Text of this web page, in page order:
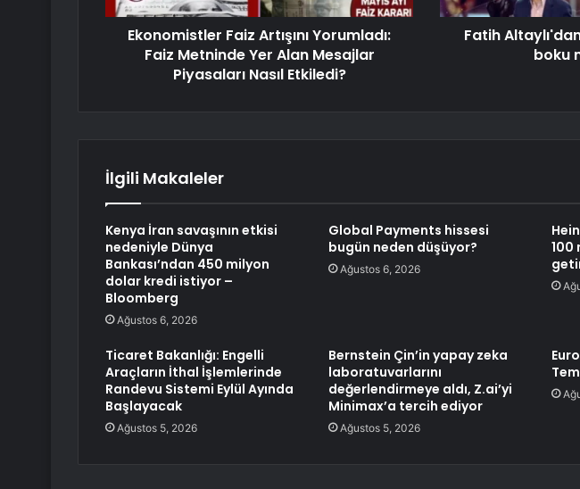
Ekonomistler Faiz Artışını Yorumladı:
Faiz Metninde Yer Alan Mesajlar
Piyasaları Nasıl Etkiledi?
Fatih
boku
İlgili Makaleler
Kenya İran savaşının etkisi
nedeniyle Dünya
Bankası’ndan 450 milyon
dolar kredi istiyor –
Bloomberg
Ağustos 6, 2026
Global Payments hissesi
bugün neden düşüyor?
Ağustos 6, 2026
100
Ticaret Bakanlığı: Engelli
Araçların İthal İşlemlerinde
Randevu Sistemi Eylül Ayında
Başlayacak
Ağustos 5, 2026
Bernstein Çin’in yapay zeka
laboratuvarlarını
değerlendirmeye aldı, Z.ai’yi
Minimax’a tercih ediyor
Ağustos 5, 2026